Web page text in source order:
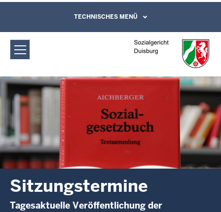
Sozialgericht Duisburg:
Sitzungstermine
Direkt zum Inhalt
Leichte Sprache, Gebärdensprachenvideo
und Kontaktformular
TECHNISCHES MENÜ
Sitzungstermine
Tagesaktuelle Veröffentlichung der